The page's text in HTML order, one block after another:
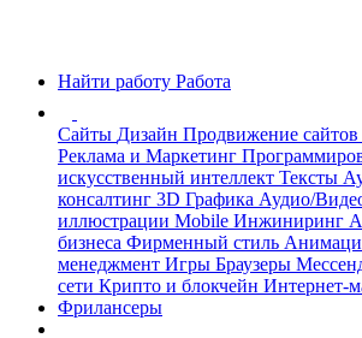
Найти работу Работа
Сайты Дизайн Продвижение
Реклама и Маркетинг
искусственный интеллект Тексты
консалтинг 3D Графика Аудио/
иллюстрации Mobile Инжиниринг
бизнеса Фирменный стиль
менеджмент Игры Браузеры
сети Крипто и блокчейн Интернет-
Фрилансеры